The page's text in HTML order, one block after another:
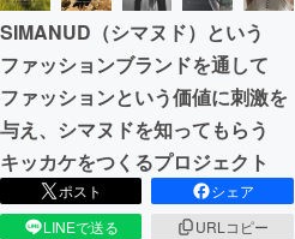
まちづくり・地域活性化
CAMPFIRE for Social Good
CAMPFIREふるさと納税
SIMANUD（シマヌド）という
ファッションブランドを通して
ファッションという価値に刺激を
与え、シマヌドを知ってもらう
キッカケをつくるプロジェクト
ポスト
シェア
LINEで送る
URLコピー